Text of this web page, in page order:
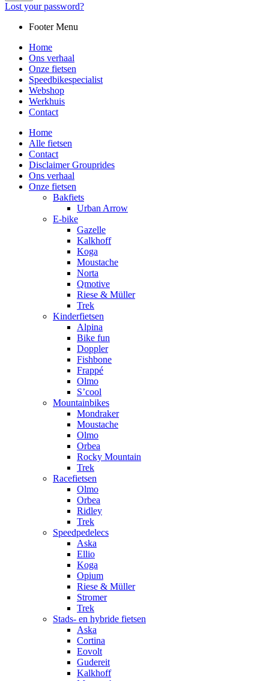
Lost your password?
Footer Menu
Home
Ons verhaal
Onze fietsen
Speedbikespecialist
Webshop
Werkhuis
Contact
Home
Alle fietsen
Contact
Disclaimer Grouprides
Ons verhaal
Onze fietsen
Bakfiets
Urban Arrow
E-bike
Gazelle
Kalkhoff
Koga
Moustache
Norta
Qmotive
Riese & Müller
Trek
Kinderfietsen
Alpina
Bike fun
Doppler
Fishbone
Frappé
Olmo
S’cool
Mountainbikes
Mondraker
Moustache
Olmo
Orbea
Rocky Mountain
Trek
Racefietsen
Olmo
Orbea
Ridley
Trek
Speedpedelecs
Aska
Ellio
Koga
Opium
Riese & Müller
Stromer
Trek
Stads- en hybride fietsen
Aska
Cortina
Eovolt
Gudereit
Kalkhoff